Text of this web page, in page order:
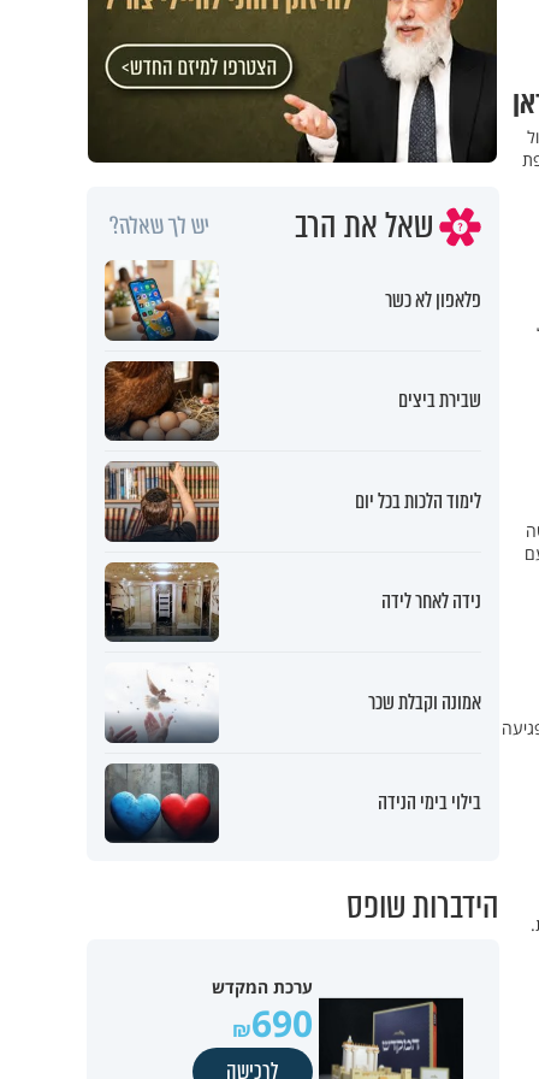
על פגיעה
שאל את הרב יש לך שאלה?
פלאפון לא כשר
שבירת ביצים
לימוד הלכות בכל יום
נידה לאחר לידה
אמונה וקבלת שכר
בילוי בימי הנידה
הידברות שופס
ערכת המקדש
690
לרכישה